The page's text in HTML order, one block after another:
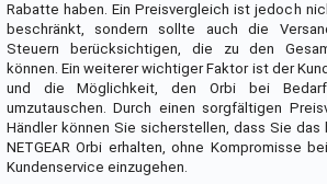
Rabatte haben. Ein Preisvergleich ist jedoch
beschränkt, sondern sollte auch die
Steuern berücksichtigen, die zu den
können. Ein weiterer wichtiger Faktor ist der
und die Möglichkeit, den Orbi bei Bedarf
umzutauschen. Durch einen sorgfältigen
Händler können Sie sicherstellen, dass Sie
NETGEAR Orbi erhalten, ohne Kompromisse
Kundenservice einzugehen.